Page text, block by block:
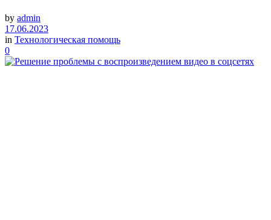
by admin
17.06.2023
in Технологическая помощь
0